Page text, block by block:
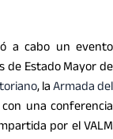
a cabo un evento
de Estado Mayor de
, laArmada del
una conferencia
por el VALM